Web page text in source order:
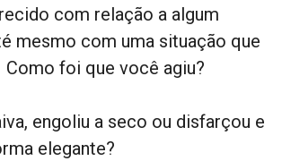
com relação a algum
mesmo com uma situação que
foi que você agiu?
engoliu a seco ou disfarçou e
elegante?